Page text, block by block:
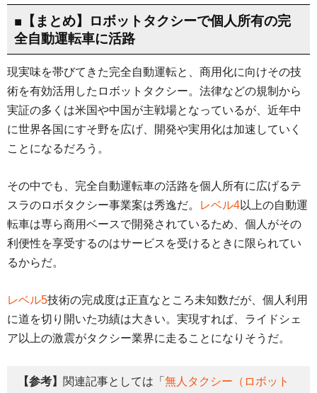
■【まとめ】ロボットタクシーで個人所有の完
全自動運転車に活路
現実味を帯びてきた完全自動運転と、商用化に向けその技
術を有効活用したロボットタクシー。法律などの規制から
実証の多くは米国や中国が主戦場となっているが、近年中
に世界各国にすそ野を広げ、開発や実用化は加速していく
ことになるだろう。
その中でも、完全自動運転車の活路を個人所有に広げるテ
スラのロボタクシー事業案は秀逸だ。
レベル4以上の自動運
転車は専ら商用ベースで開発されているため、個人がその
利便性を享受するのはサービスを受けるときに限られてい
るからだ。
レベル5技術の完成度は正直なところ未知数だが、個人利用
に道を切り開いた功績は大きい。実現すれば、ライドシェ
ア以上の激震がタクシー業界に走ることになりそうだ。
【参考】 関連記事としては「 無人タクシー（ロボット